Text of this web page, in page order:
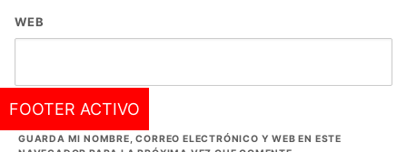
WEB
GUARDA MI NOMBRE, CORREO ELECTRÓNICO Y WEB EN ESTE
FOOTER ACTIVO